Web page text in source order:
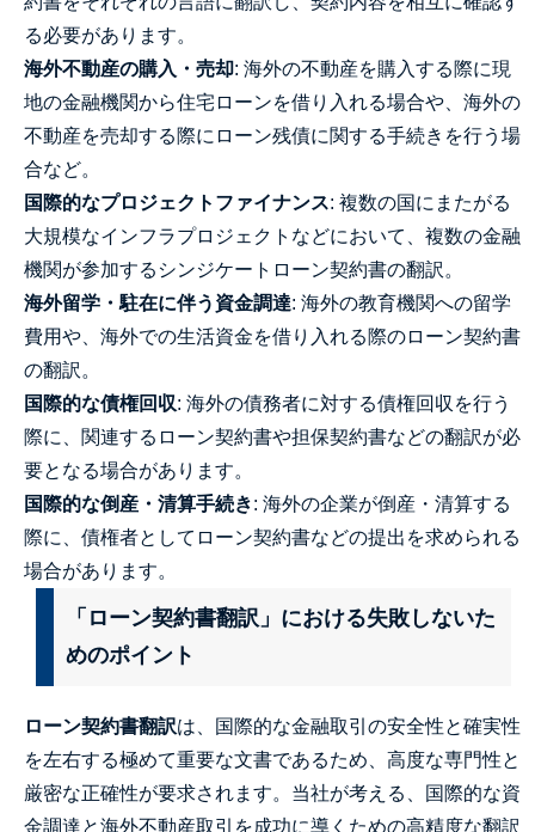
る必要があります。
海外不動産の購入・売却: 海外の不動産を購入する際に現
地の金融機関から住宅ローンを借り入れる場合や、海外の
不動産を売却する際にローン残債に関する手続きを行う場
合など。
国際的なプロジェクトファイナンス: 複数の国にまたがる
大規模なインフラプロジェクトなどにおいて、複数の金融
機関が参加するシンジケートローン契約書の翻訳。
海外留学・駐在に伴う資金調達: 海外の教育機関への留学
費用や、海外での生活資金を借り入れる際のローン契約書
の翻訳。
国際的な債権回収: 海外の債務者に対する債権回収を行う
際に、関連するローン契約書や担保契約書などの翻訳が必
要となる場合があります。
国際的な倒産・清算手続き: 海外の企業が倒産・清算する
際に、債権者としてローン契約書などの提出を求められる
場合があります。
「ローン契約書翻訳」における失敗しないた
めのポイント
ローン契約書翻訳は、国際的な金融取引の安全性と確実性
を左右する極めて重要な文書であるため、高度な専門性と
厳密な正確性が要求されます。当社が考える、国際的な資
金調達と海外不動産取引を成功に導くための高精度な翻訳